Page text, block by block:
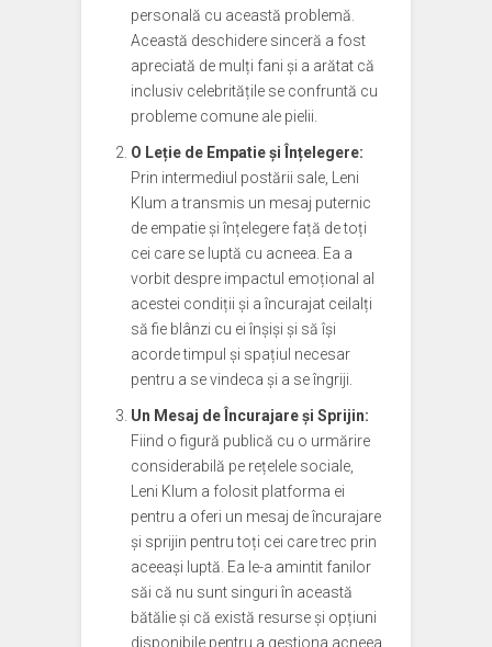
personală cu această problemă.
Această deschidere sinceră a fost
apreciată de mulți fani și a arătat că
inclusiv celebritățile se confruntă cu
probleme comune ale pielii.
O Leție de Empatie și Înțelegere:
Prin intermediul postării sale, Leni
Klum a transmis un mesaj puternic
de empatie și înțelegere față de toți
cei care se luptă cu acneea. Ea a
vorbit despre impactul emoțional al
acestei condiții și a încurajat ceilalți
să fie blânzi cu ei înșiși și să își
acorde timpul și spațiul necesar
pentru a se vindeca și a se îngriji.
Un Mesaj de Încurajare și Sprijin:
Fiind o figură publică cu o urmărire
considerabilă pe rețelele sociale,
Leni Klum a folosit platforma ei
pentru a oferi un mesaj de încurajare
și sprijin pentru toți cei care trec prin
aceeași luptă. Ea le-a amintit fanilor
săi că nu sunt singuri în această
bătălie și că există resurse și opțiuni
disponibile pentru a gestiona acneea